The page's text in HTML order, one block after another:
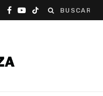
Buscar:
F Y T